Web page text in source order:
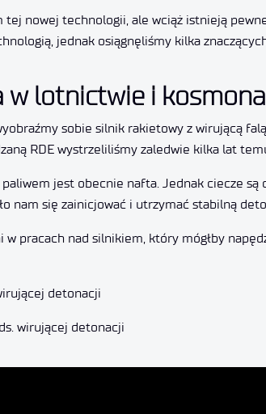
nowej technologii, ale wciąż istnieją
jednak osiągnęliśmy kilka
w lotnictwie i
sobie silnik rakietowy z wirującą
RDE wystrzeliliśmy zaledwie kilka lat
jest obecnie nafta. Jednak ciecze
nam się zainicjować i utrzymać stabilną
w pracach nad silnikiem, który mógłby
detonacji
wirującej detonacji